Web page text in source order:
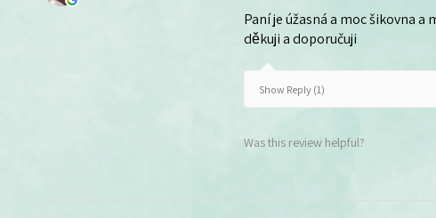
Paní je úžasná a moc šikovna
děkuji a doporučuji
Show Reply (1)
Was this review helpful?